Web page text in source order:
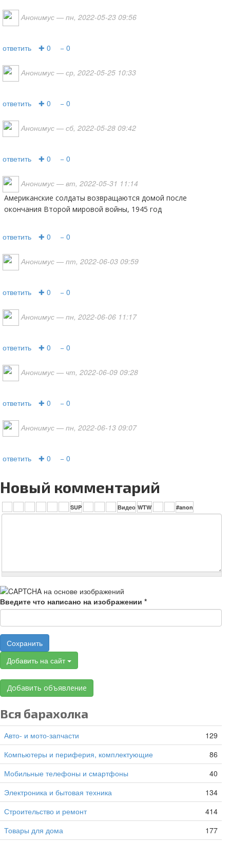
Анонимус — пн, 2022-05-23 09:56
ответить ✚ 0 − 0
Анонимус — ср, 2022-05-25 10:33
ответить ✚ 0 − 0
Анонимус — сб, 2022-05-28 09:42
ответить ✚ 0 − 0
Анонимус — вт, 2022-05-31 11:14
Американские солдаты возвращаются домой после
окончания Второй мировой войны, 1945 год
ответить ✚ 0 − 0
Анонимус — пт, 2022-06-03 09:59
ответить ✚ 0 − 0
Анонимус — пн, 2022-06-06 11:17
ответить ✚ 0 − 0
Анонимус — чт, 2022-06-09 09:28
ответить ✚ 0 − 0
Анонимус — пн, 2022-06-13 09:07
ответить ✚ 0 − 0
Новый комментарий
Введите что написано на изображении *
Сохранить
Добавить на сайт
Добавить объявление
Вся барахолка
Авто- и мото-запчасти
129
Компьютеры и периферия, комплектующие
86
Мобильные телефоны и смартфоны
40
Электроника и бытовая техника
134
Строительство и ремонт
414
Товары для дома
177